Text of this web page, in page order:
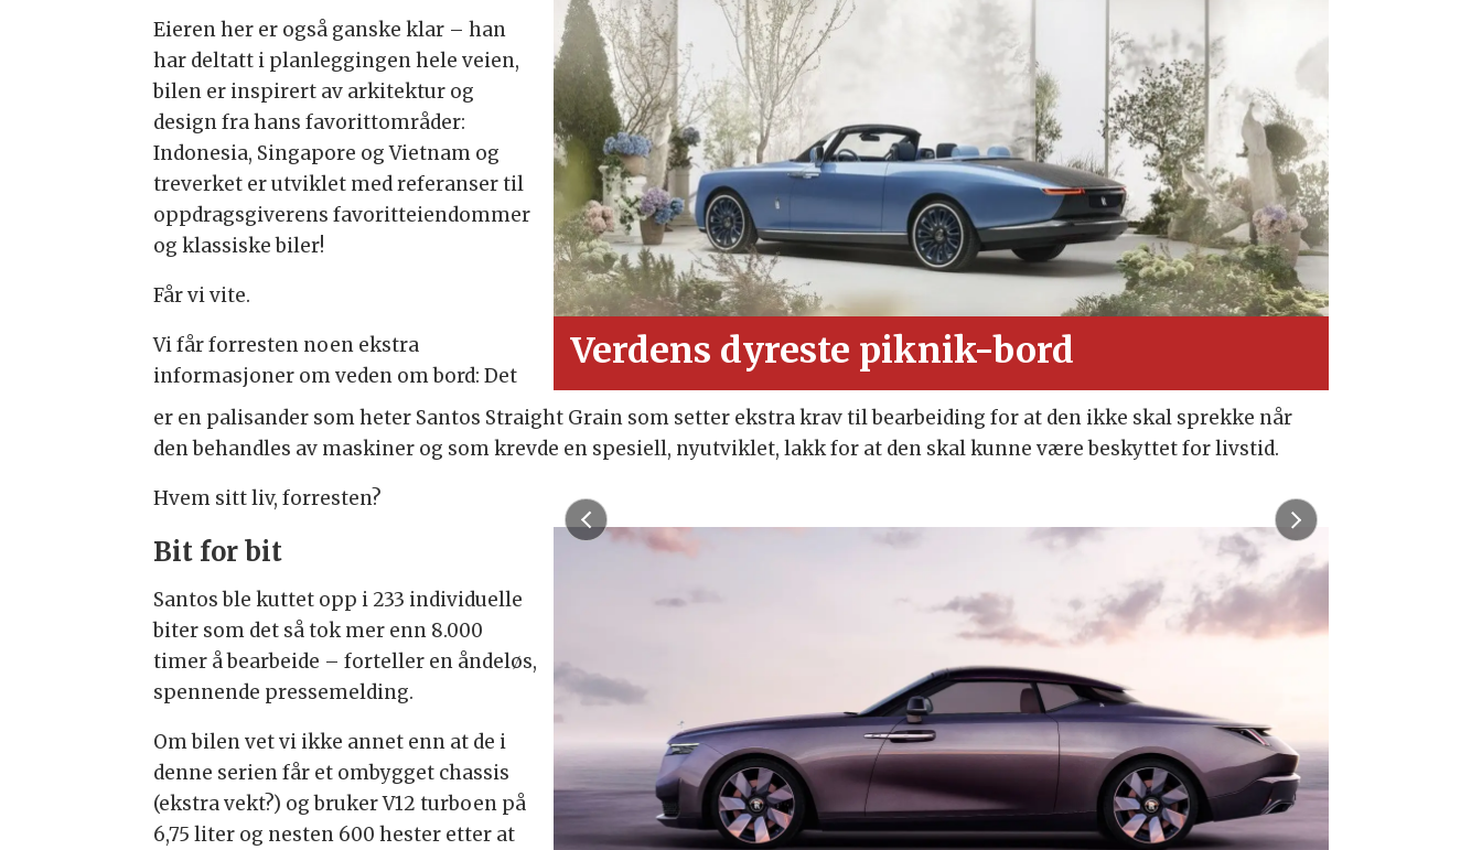
Verdens dyreste piknik-bord
Eieren her er også ganske klar – han
har deltatt i planleggingen hele veien,
bilen er inspirert av arkitektur og
design fra hans favorittområder:
Indonesia, Singapore og Vietnam og
treverket er utviklet med referanser til
oppdragsgiverens favoritteiendommer
og klassiske biler!
Får vi vite.
Vi får forresten noen ekstra
informasjoner om veden om bord: Det
er en palisander som heter Santos Straight Grain som setter ekstra krav til bearbeiding for at den ikke skal sprekke når
den behandles av maskiner og som krevde en spesiell, nyutviklet, lakk for at den skal kunne være beskyttet for livstid.
Hvem sitt liv, forresten?
Bit for bit
Santos ble kuttet opp i 233 individuelle
biter som det så tok mer enn 8.000
timer å bearbeide – forteller en åndeløs,
spennende pressemelding.
Om bilen vet vi ikke annet enn at de i
denne serien får et ombygget chassis
(ekstra vekt?) og bruker V12 turboen på
6,75 liter og nesten 600 hester etter at